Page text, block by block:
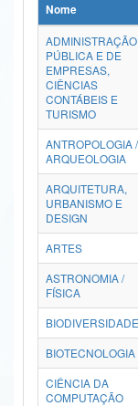
Ministério da Ciência,
Ministério do Meio Ambiente
Ministério do Turismo
Ministério do
Controladoria-Geral da União
Ministério da Mulher, da
Secretaria de Governo
Advocacia-Geral da União
Banco Central do Brasil
Nome
ADMINISTRAÇÃO
PÚBLICA E DE
EMPRESAS,
CIÊNCIAS
CONTÁBEIS E
TURISMO
ANTROPOLOGIA /
ARQUEOLOGIA
ARQUITETURA,
URBANISMO E
DESIGN
ARTES
ASTRONOMIA /
FÍSICA
BIODIVERSIDADE
BIOTECNOLOGIA
CIÊNCIA DA
COMPUTAÇÃO